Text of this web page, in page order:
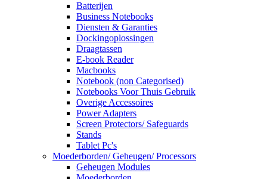
Batterijen
Business Notebooks
Diensten & Garanties
Dockingoplossingen
Draagtassen
E-book Reader
Macbooks
Notebook (non Categorised)
Notebooks Voor Thuis Gebruik
Overige Accessoires
Power Adapters
Screen Protectors/ Safeguards
Stands
Tablet Pc's
Moederborden/ Geheugen/ Processors
Geheugen Modules